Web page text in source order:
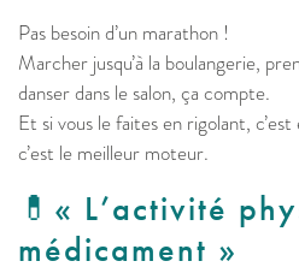
Pas besoin d’un marathon !
Marcher jusqu’à la boulangerie,
danser dans le salon, ça compte.
Et si vous le faites en rigolant,
c’est le meilleur moteur.
💊​« L’activité
médicament »